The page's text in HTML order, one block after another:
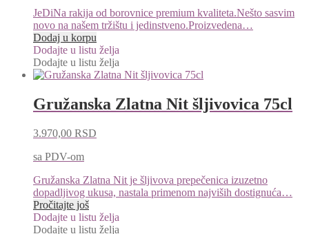
JeDiNa rakija od borovnice premium kvaliteta.Nešto sasvim
novo na našem tržištu i jedinstveno.Proizvedena…
Dodaj u korpu
Dodajte u listu želja
Dodajte u listu želja
Gružanska Zlatna Nit šljivovica 75cl
3.970,00 RSD
sa PDV-om
Gružanska Zlatna Nit je šljivova prepečenica izuzetno
dopadljivog ukusa, nastala primenom najviših dostignuća…
Pročitajte još
Dodajte u listu želja
Dodajte u listu želja